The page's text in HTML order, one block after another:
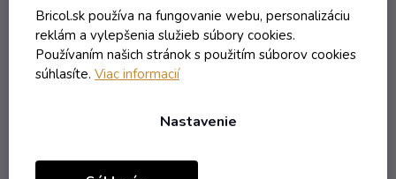
Bricol.sk používa na fungovanie webu, personalizáciu
reklám a vylepšenia služieb súbory cookies.
Používaním našich stránok s použitím súborov cookies
súhlasíte. Viac informacií
Nastavenie
Skladom
7,69 € vrátane DPH